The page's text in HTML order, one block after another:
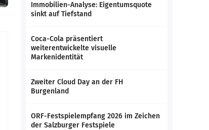
Immobilien-Analyse: Eigentumsquote
sinkt auf Tiefstand
Coca-Cola präsentiert
weiterentwickelte visuelle
Markenidentität
Zweiter Cloud Day an der FH
Burgenland
ORF-Festspielempfang 2026 im Zeichen
der Salzburger Festspiele